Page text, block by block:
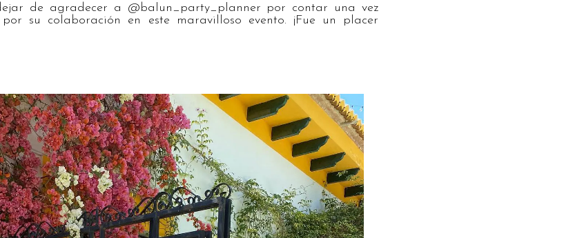
de agradecer a @balun_party_planner por contar una vez
su colaboración en este maravilloso evento. ¡Fue un placer